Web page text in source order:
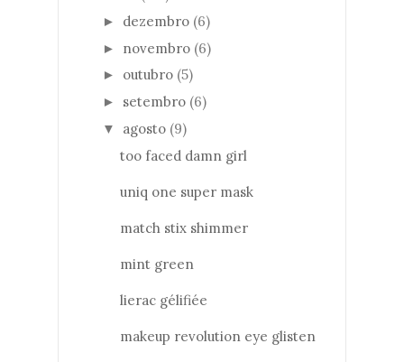
► dezembro (6)
► novembro (6)
► outubro (5)
► setembro (6)
▼ agosto (9)
too faced damn girl
uniq one super mask
match stix shimmer
mint green
lierac gélifiée
makeup revolution eye glisten